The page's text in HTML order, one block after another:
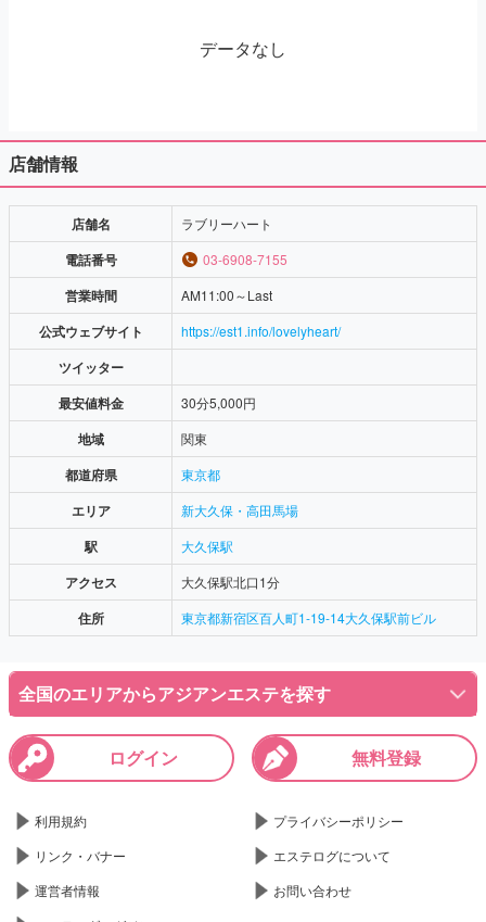
データなし
店舗情報
店舗名 ラブリーハート
電話番号 03-6908-7155
営業時間 AM11:00～Last
公式ウェブサイト https://est1.info/lovelyheart/
ツイッター
最安値料金
30分5,000円
地域 関東
都道府県 東京都
エリア 新大久保・高田馬場
駅 大久保駅
アクセス 大久保駅北口1分
住所 東京都新宿区百人町1-19-14大久保駅前ビル
全国のエリアからアジアンエステを探す
ログイン 無料登録
利用規約
プライバシーポリシー
リンク・バナー
エステログについて
運営者情報
お問い合わせ